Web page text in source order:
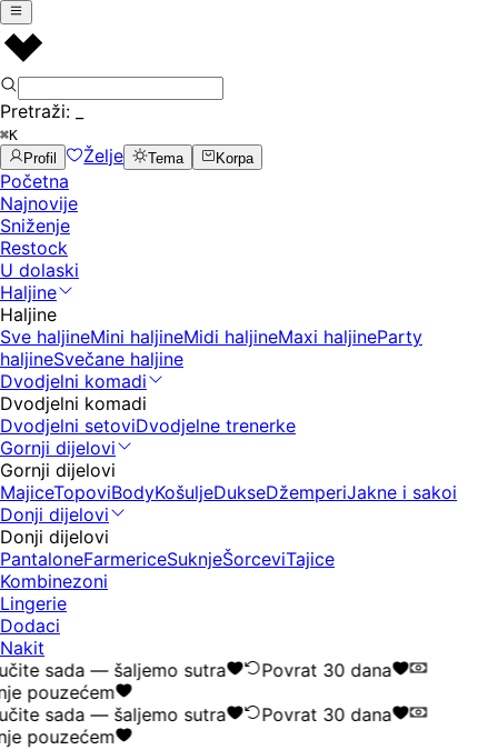
Pretraži:
⌘K
Profil
Želje Tema Korpa
Početna
Najnovije
Sniženje
Restock
U dolaski
Haljine
Haljine
Sve haljineMini haljineMidi haljineMaxi haljineParty
haljineSvečane haljine
Dvodjelni komadi
Dvodjelni komadi
Dvodjelni setoviDvodjelne trenerke
Gornji dijelovi
Gornji dijelovi
MajiceTopoviBodyKošuljeDukseDžemperiJakne i sakoi
Donji dijelovi
Donji dijelovi
PantaloneFarmericeSuknjeŠorceviTajice
Kombinezoni
Lingerie
Dodaci
Nakit
sada — šaljemo sutra
Povrat 30 dana
pouzećem
sada — šaljemo sutra
Povrat 30 dana
pouzećem